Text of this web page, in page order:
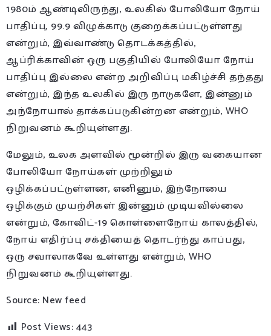
1980ம் ஆண்டிலிருந்து, உலகில் போலியோ நோய்
பாதிப்பு, 99.9 விழுக்காடு குறைக்கப்பட்டுள்ளது
என்றும், இவ்வாண்டு தொடக்கத்தில்,
ஆப்ரிக்காவின் ஒரு பகுதியில் போலியோ நோய்
பாதிப்பு இல்லை என்ற அறிவிப்பு மகிழ்ச்சி தந்தது
என்றும், இந்த உலகில் இரு நாடுகளே, இன்னும்
அந்நோயால் தாக்கப்படுகின்றன என்றும், WHO
நிறுவனம் கூறியுள்ளது.
மேலும், உலக அளவில் மூன்றில் இரு வகையான
போலியோ நோய்கள் முற்றிலும்
ஒழிக்கப்பட்டுள்ளன, எனினும், இந்நோயை
ஒழிக்கும் முயற்சிகள் இன்னும் முடியவில்லை
என்றும், கோவிட்-19 கொள்ளைநோய் காலத்தில்,
நோய் எதிர்ப்பு சக்தியைத் தொடர்ந்து காப்பது,
ஒரு சவாலாகவே உள்ளது என்றும், WHO
நிறுவனம் கூறியுள்ளது.
Source: New feed
Post Views:443